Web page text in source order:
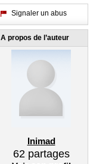
Signaler un abus
A propos de l’auteur
Inimad
62partages